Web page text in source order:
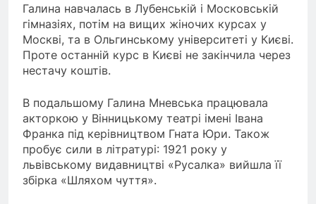
Галина навчалась в Лубенській і Московській
гімназіях, потім на вищих жіночих курсах у
Москві, та в Ольгинському університеті у Києві.
Проте останній курс в Києві не закінчила через
нестачу коштів.
В подальшому Галина Мневська працювала
акторкою у Вінницькому театрі імені Івана
Франка під керівництвом Гната Юри. Також
пробує сили в літратурі: 1921 року у
львівському видавництві «Русалка» вийшла її
збірка «Шляхом чуття».